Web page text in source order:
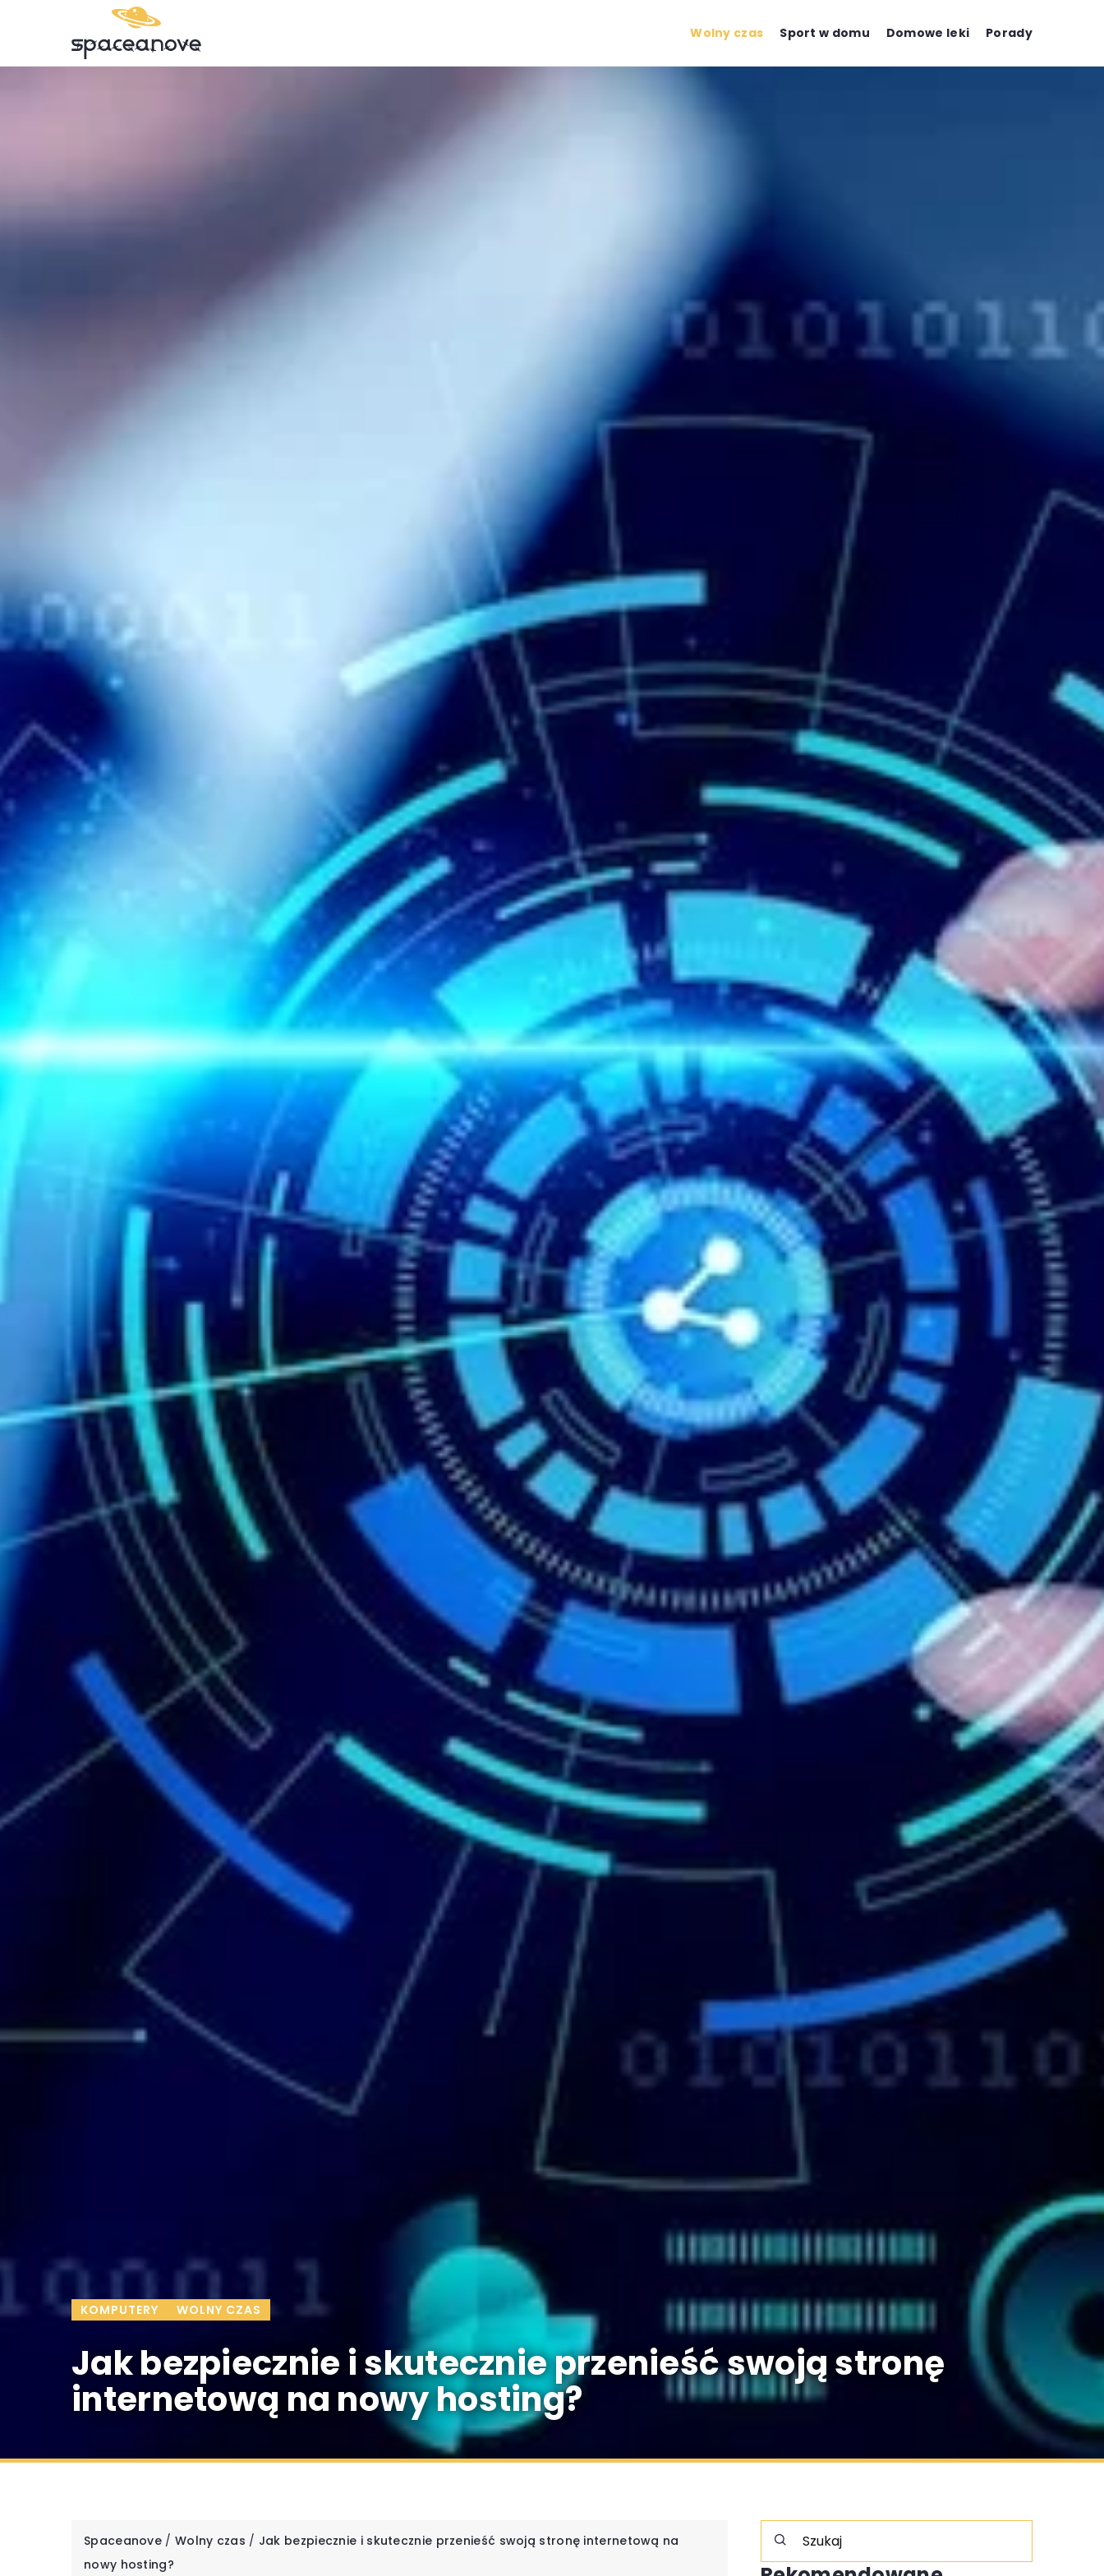
Wolny czas Sport w domu Domowe leki Porady
KOMPUTERY WOLNY CZAS
Jak bezpiecznie i skutecznie przenieść swoją stronę
internetową na nowy hosting?
Spaceanove / Wolny czas / Jak bezpiecznie i skutecznie przenieść swoją stronę internetową na
nowy hosting?